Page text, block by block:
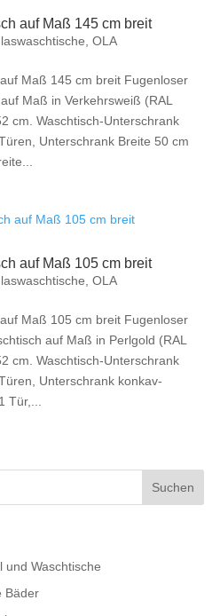
auf Maß 145 cm breit
, OLA
Maß 145 cm breit Fugenloser
Maß in Verkehrsweiß (RAL
cm. Waschtisch-Unterschrank
Unterschrank Breite 50 cm
auf Maß 105 cm breit
, OLA
Maß 105 cm breit Fugenloser
auf Maß in Perlgold (RAL
cm. Waschtisch-Unterschrank
Unterschrank konkav-
Tür,...
und Waschtische
Bäder